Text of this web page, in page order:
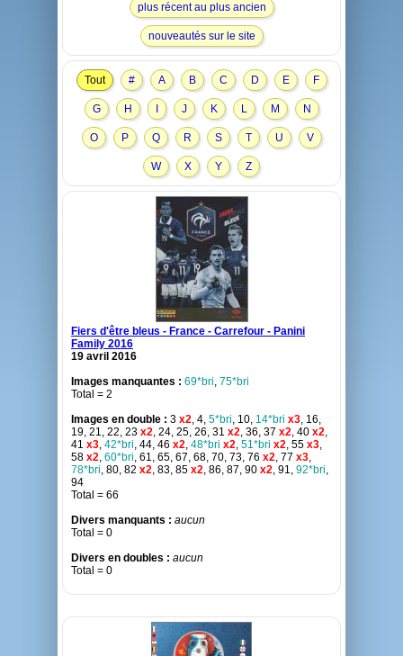
plus récent au plus ancien
nouveautés sur le site
Tout # A B C D E F
G H J K L M N
O P Q R S T U V
W X Y Z
Fiers d'être bleus - France - Carrefour - Panini
Family 2016
19 avril 2016
Images manquantes : 69*bri, 75*bri
Total = 2
Images en double : 3 x2, 4, 5*bri, 10, 14*bri x3, 16,
19, 21, 22, 23 x2, 24, 25, 26, 31 x2, 36, 37 x2, 40 x2,
41 x3, 42*bri, 44, 46 x2, 48*bri x2, 51*bri x2, 55 x3,
58 x2, 60*bri, 61, 65, 67, 68, 70, 73, 76 x2, 77 x3,
78*bri, 80, 82 x2, 83, 85 x2, 86, 87, 90 x2, 91, 92*bri,
94
Total = 66
Divers manquants : aucun
Total = 0
Divers en doubles : aucun
Total = 0